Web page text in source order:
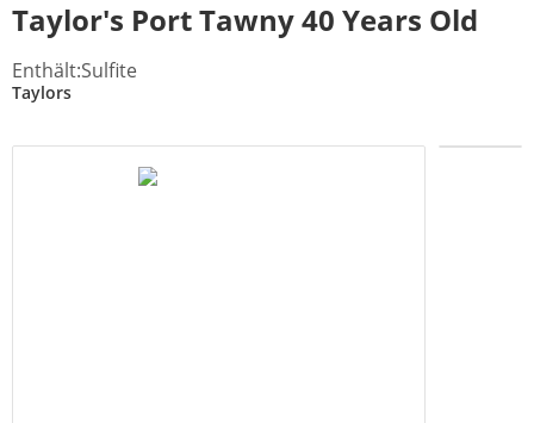
Taylor's Port Tawny 40 Years Old
Enthält:Sulfite
Taylors